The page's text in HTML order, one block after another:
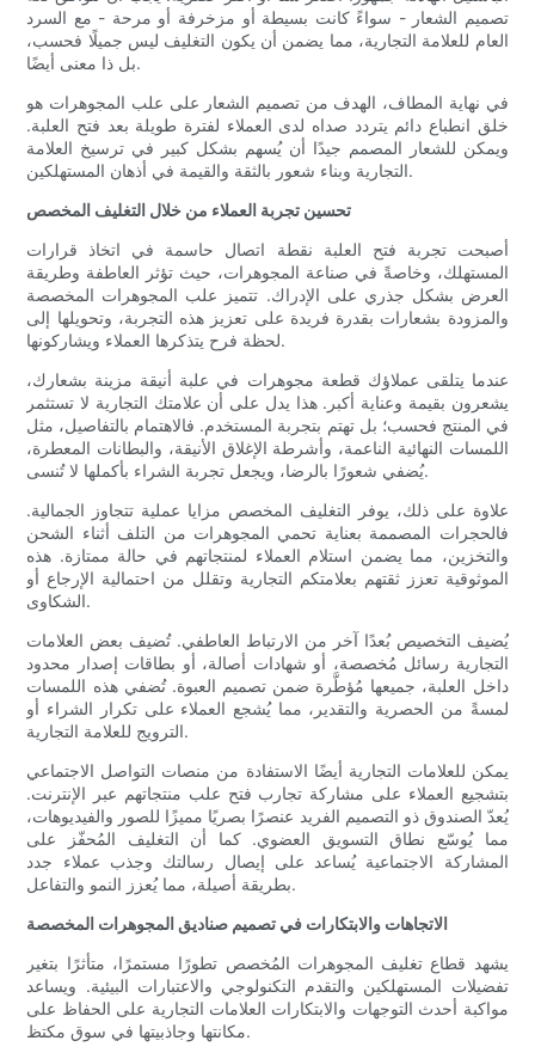
تصميم الشعار - سواءً كانت بسيطة أو مزخرفة أو مرحة - مع السرد
العام للعلامة التجارية، مما يضمن أن يكون التغليف ليس جميلًا فحسب،
بل ذا معنى أيضًا.
في نهاية المطاف، الهدف من تصميم الشعار على علب المجوهرات هو
خلق انطباع دائم يتردد صداه لدى العملاء لفترة طويلة بعد فتح العلبة.
ويمكن للشعار المصمم جيدًا أن يُسهم بشكل كبير في ترسيخ العلامة
التجارية وبناء شعور بالثقة والقيمة في أذهان المستهلكين.
تحسين تجربة العملاء من خلال التغليف المخصص
أصبحت تجربة فتح العلبة نقطة اتصال حاسمة في اتخاذ قرارات
المستهلك، وخاصةً في صناعة المجوهرات، حيث تؤثر العاطفة وطريقة
العرض بشكل جذري على الإدراك. تتميز علب المجوهرات المخصصة
والمزودة بشعارات بقدرة فريدة على تعزيز هذه التجربة، وتحويلها إلى
لحظة فرح يتذكرها العملاء ويشاركونها.
عندما يتلقى عملاؤك قطعة مجوهرات في علبة أنيقة مزينة بشعارك،
يشعرون بقيمة وعناية أكبر. هذا يدل على أن علامتك التجارية لا تستثمر
في المنتج فحسب؛ بل تهتم بتجربة المستخدم. فالاهتمام بالتفاصيل، مثل
اللمسات النهائية الناعمة، وأشرطة الإغلاق الأنيقة، والبطانات المعطرة،
يُضفي شعورًا بالرضا، ويجعل تجربة الشراء بأكملها لا تُنسى.
علاوة على ذلك، يوفر التغليف المخصص مزايا عملية تتجاوز الجمالية.
فالحجرات المصممة بعناية تحمي المجوهرات من التلف أثناء الشحن
والتخزين، مما يضمن استلام العملاء لمنتجاتهم في حالة ممتازة. هذه
الموثوقية تعزز ثقتهم بعلامتكم التجارية وتقلل من احتمالية الإرجاع أو
الشكاوى.
يُضيف التخصيص بُعدًا آخر من الارتباط العاطفي. تُضيف بعض العلامات
التجارية رسائل مُخصصة، أو شهادات أصالة، أو بطاقات إصدار محدود
داخل العلبة، جميعها مُؤطَّرة ضمن تصميم العبوة. تُضفي هذه اللمسات
لمسةً من الحصرية والتقدير، مما يُشجع العملاء على تكرار الشراء أو
الترويج للعلامة التجارية.
يمكن للعلامات التجارية أيضًا الاستفادة من منصات التواصل الاجتماعي
بتشجيع العملاء على مشاركة تجارب فتح علب منتجاتهم عبر الإنترنت.
يُعدّ الصندوق ذو التصميم الفريد عنصرًا بصريًا مميزًا للصور والفيديوهات،
مما يُوسّع نطاق التسويق العضوي. كما أن التغليف المُحفّز على
المشاركة الاجتماعية يُساعد على إيصال رسالتك وجذب عملاء جدد
بطريقة أصيلة، مما يُعزز النمو والتفاعل.
الاتجاهات والابتكارات في تصميم صناديق المجوهرات المخصصة
يشهد قطاع تغليف المجوهرات المُخصص تطورًا مستمرًا، متأثرًا بتغير
تفضيلات المستهلكين والتقدم التكنولوجي والاعتبارات البيئية. ويساعد
مواكبة أحدث التوجهات والابتكارات العلامات التجارية على الحفاظ على
مكانتها وجاذبيتها في سوق مكتظ.